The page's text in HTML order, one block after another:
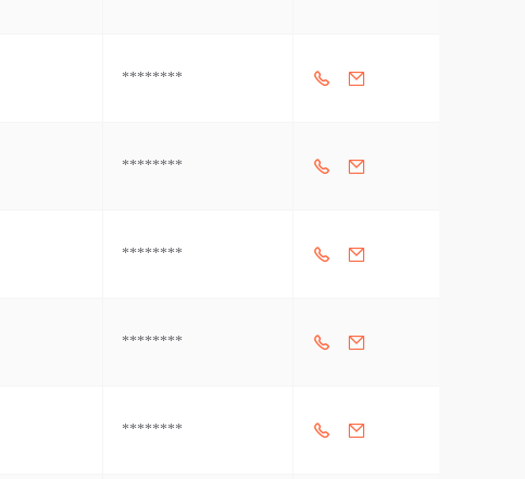
********
********
********
********
********